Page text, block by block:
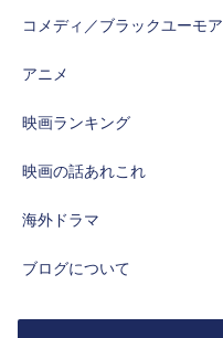
コメディ／ブラックユーモア
アニメ
映画ランキング
映画の話あれこれ
海外ドラマ
ブログについて